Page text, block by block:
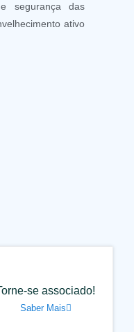
segurança das
ativo
se associado!
Saber Mais